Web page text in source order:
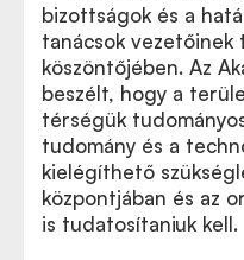
bizottságok és a
tanácsok
köszöntőjében. Az
beszélt, hogy a
térségük
tudomány és a
kielégíthető
központjában és az
is tudatosítaniuk kell.